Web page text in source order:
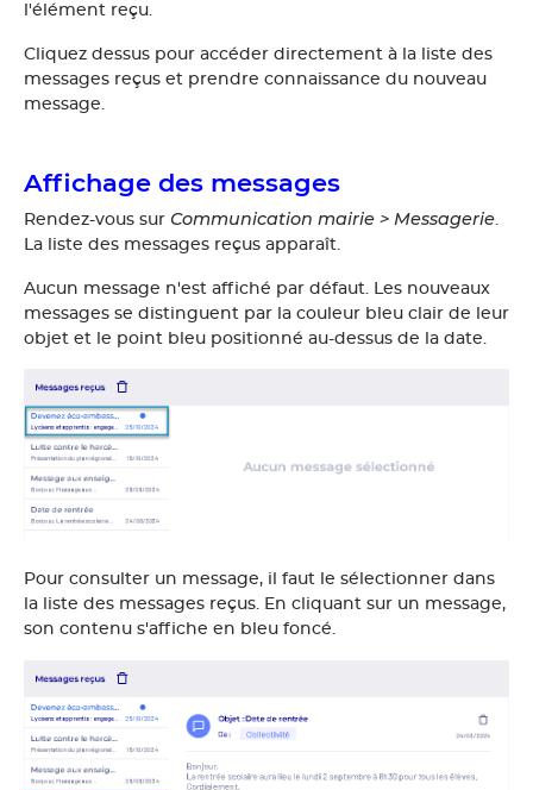
l'élément reçu.
Cliquez dessus pour accéder directement à la liste des
messages reçus et prendre connaissance du nouveau
message.
Affichage des messages
Rendez-vous sur Communication mairie > Messagerie
La liste des messages reçus apparaît.
Aucun message n'est affiché par défaut. Les nouveaux
messages se distinguent par la couleur bleu clair de leur
objet et le point bleu positionné au-dessus de la date.
Pour consulter un message, il faut le sélectionner dans
la liste des messages reçus. En cliquant sur un message,
son contenu s'affiche en bleu foncé.